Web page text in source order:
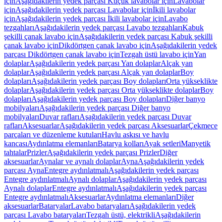
içinAşağıdakilerin yedek parçası Lavabolar içinİkili lavabolar
içinAşağıdakilerin yedek parçası İkili lavabolar içinLavabo
tezgahlarıAşağıdakilerin yedek parçası Lavabo tezgahlarıKabuk
şekilli çanak lavabo içinAşağıdakilerin yedek parçası Kabuk şekilli
çanak lavabo içinDikdörtgen çanak lavabo içinAşağıdakilerin yedek
parçası Dikdörtgen çanak lavabo içinTezgah üstü lavabo içinYan
dolaplarAşağıdakilerin yedek parçası Yan dolaplarAlçak yan
dolaplarAşağıdakilerin yedek parçası Alçak yan dolaplarBoy
dolaplarıAşağıdakilerin yedek parçası Boy dolaplarıOrta yükseklikte
dolaplarAşağıdakilerin yedek parçası Orta yükseklikte dolaplarBoy
dolaplarıAşağıdakilerin yedek parçası Boy dolaplarıDiğer banyo
mobilyalarıAşağıdakilerin yedek parçası Diğer banyo
mobilyalarıDuvar raflarıAşağıdakilerin yedek parçası Duvar
raflarıAksesuarlarAşağıdakilerin yedek parçası AksesuarlarÇekmece
parçaları ve düzenleme kutularıHavlu askısı ve havlu
kancasıAydınlatma elemanlarıBatarya kollarıAyak setleriManyetik
tahtalarPrizlerAşağıdakilerin yedek parçası PrizlerDiğer
aksesuarlarAynalar ve aynalı dolaplarAynaAşağıdakilerin yedek
parçası AynaEntegre aydınlatmalıAşağıdakilerin yedek parçası
Entegre aydınlatmalıAynalı dolaplarAşağıdakilerin yedek parçası
Aynalı dolaplarEntegre aydınlatmalıAşağıdakilerin yedek parçası
Entegre aydınlatmalıAksesuarlarAydınlatma elemanlarıDiğer
aksesuarlarBataryalarLavabo bataryalarıAşağıdakilerin yedek
parçası Lavabo bataryalarıTezgah üstü, elektrikliAşağıdakilerin